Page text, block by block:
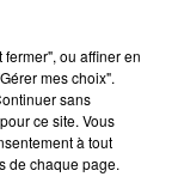
Gomez et
single
ou affiner en
mes choix".
sans
ce site. Vous
à tout
de chaque page.